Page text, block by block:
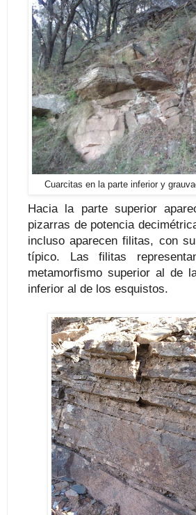
Cuarcitas en la parte inferior y
Hacia la parte superior
pizarras de potencia
incluso aparecen filitas, con
típico. Las filitas
metamorfismo superior al de
inferior al de los esquistos.